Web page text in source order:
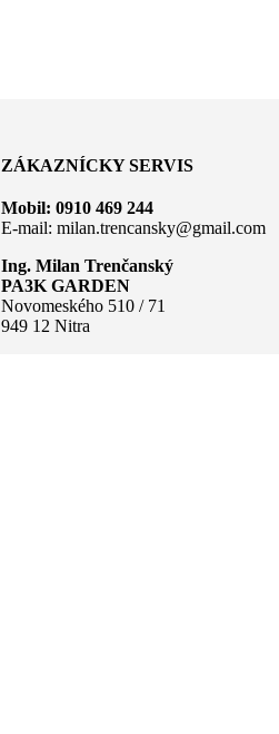
ZÁKAZNÍCKY SERVIS
Mobil: 0910 469 244
E-mail: milan.trencansky@gmail.com
Ing. Milan Trenčanský
PA3K GARDEN
Novomeského 510 / 71
949 12 Nitra